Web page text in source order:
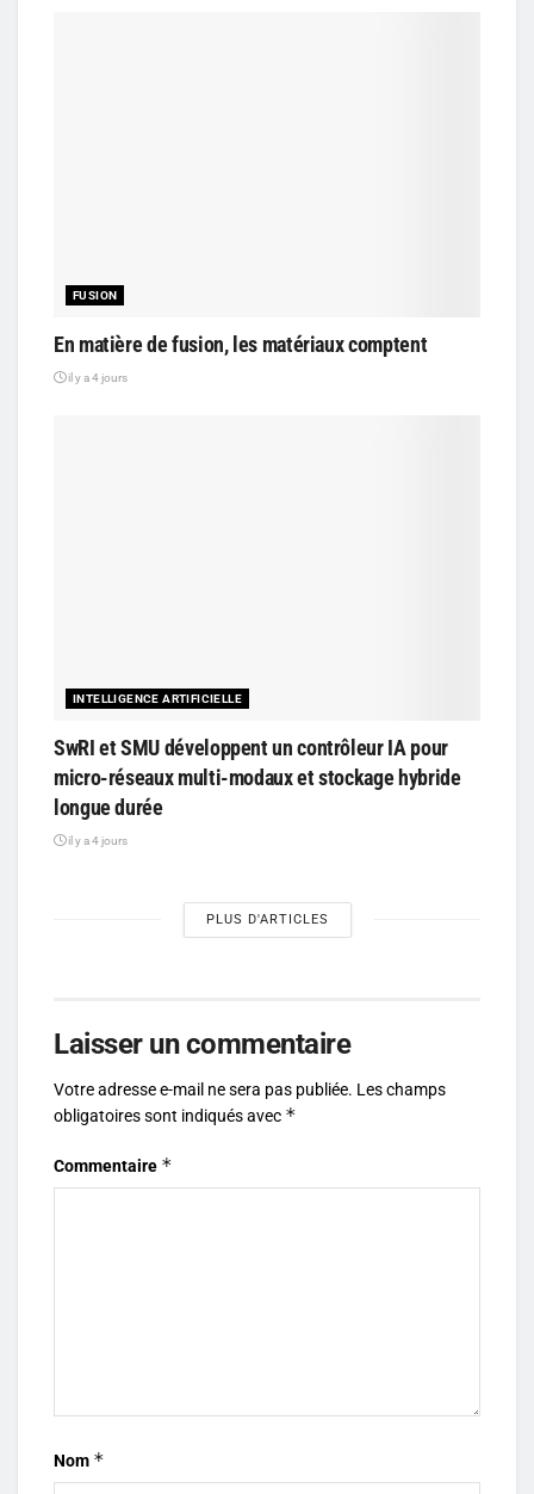
FUSION
En matière de fusion, les matériaux comptent
il y a 4 jours
INTELLIGENCE ARTIFICIELLE
SwRI et SMU développent un contrôleur IA pour
micro-réseaux multi-modaux et stockage hybride
longue durée
il y a 4 jours
PLUS D'ARTICLES
Laisser un commentaire
Votre adresse e-mail ne sera pas publiée. Les champs
obligatoires sont indiqués avec *
Commentaire *
Nom *